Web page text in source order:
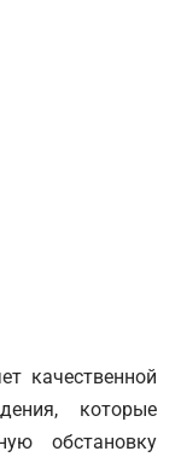
качественной
которые
обстановку